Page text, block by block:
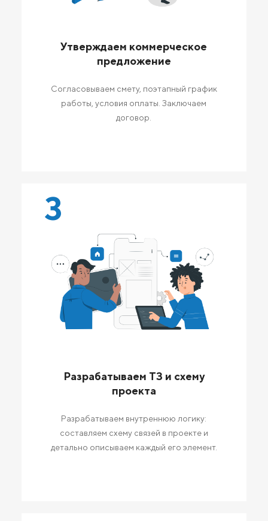
Утверждаем коммерческое
предложение
Согласовываем смету, поэтапный график
работы, условия оплаты. Заключаем
договор.
3
Разрабатываем ТЗ и схему
проекта
Разрабатываем внутреннюю логику:
составляем схему связей в проекте и
детально описываем каждый его элемент.